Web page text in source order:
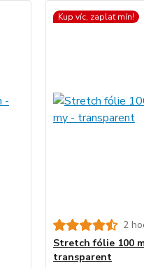
Kup víc, zaplať mín!
2
Stretch fólie 100
transparent